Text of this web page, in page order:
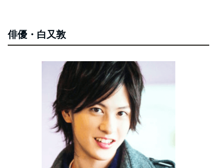
俳優・白又敦